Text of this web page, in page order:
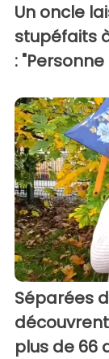
Un oncle
stupéfaits
:
Séparées
plus de 66